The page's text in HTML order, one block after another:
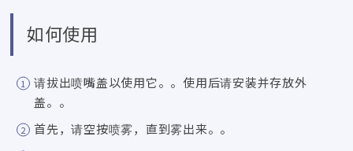
如何使用
请拔出喷嘴盖以使用它。。使用后请安装并存放外
盖。。
首先，请空按喷雾，直到雾出来。。